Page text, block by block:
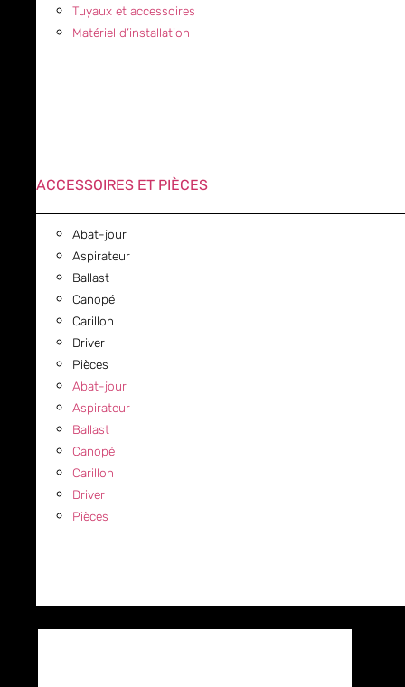
Tuyaux et accessoires
Matériel d’installation
ACCESSOIRES ET PIÈCES
Abat-jour
Aspirateur
Ballast
Canopé
Carillon
Driver
Pièces
Abat-jour
Aspirateur
Ballast
Canopé
Carillon
Driver
Pièces